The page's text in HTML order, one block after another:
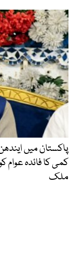
پاکستان میں
کمی کا فائدہ عوام
ملک